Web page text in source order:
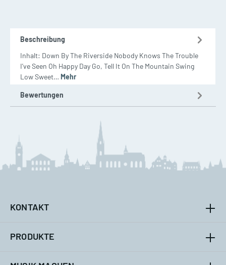
Beschreibung
Inhalt: Down By The Riverside Nobody Knows The Trouble
I've Seen Oh Happy Day Go, Tell It On The Mountain Swing
Low Sweet… Mehr
Bewertungen
KONTAKT
PRODUKTE